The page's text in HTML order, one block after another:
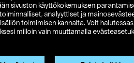
sivuston käyttökokemuksen
analyyttiset ja
toimimisen kannalta. Voit
milloin vain muuttamalla